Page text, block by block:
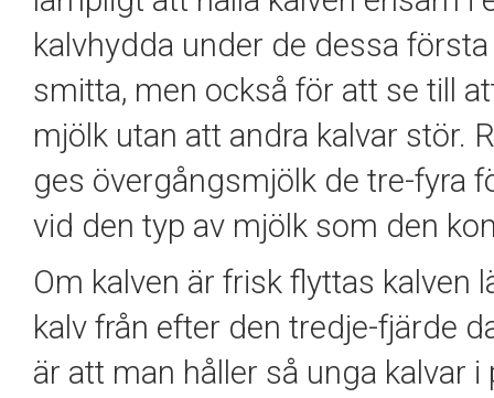
kalvhydda under de dessa
smitta, men också för att se till
mjölk utan att andra kalvar stör.
ges övergångsmjölk de tre-fyra
vid den typ av mjölk som den
Om kalven är frisk flyttas
kalv från efter den tredje-fjärde
är att man håller så unga kalvar